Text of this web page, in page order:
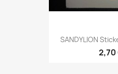
SANDYLION
2,70